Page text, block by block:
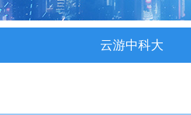
云游中科大